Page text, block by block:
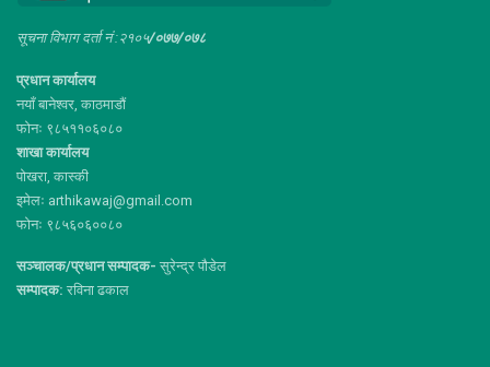
सूचना विभाग दर्ता नं :२१०५/०७७/०७८
प्रधान कार्यालय
नयाँ बानेश्वर, काठमाडौं
फोनः ९८५११०६०८०
शाखा कार्यालय
पोखरा, कास्की
इमेलः arthikawaj@gmail.com
फोनः ९८५६०६००८०
सञ्चालक/प्रधान सम्पादक- सुरेन्द्र पौडेल
सम्पादक: रविना ढकाल